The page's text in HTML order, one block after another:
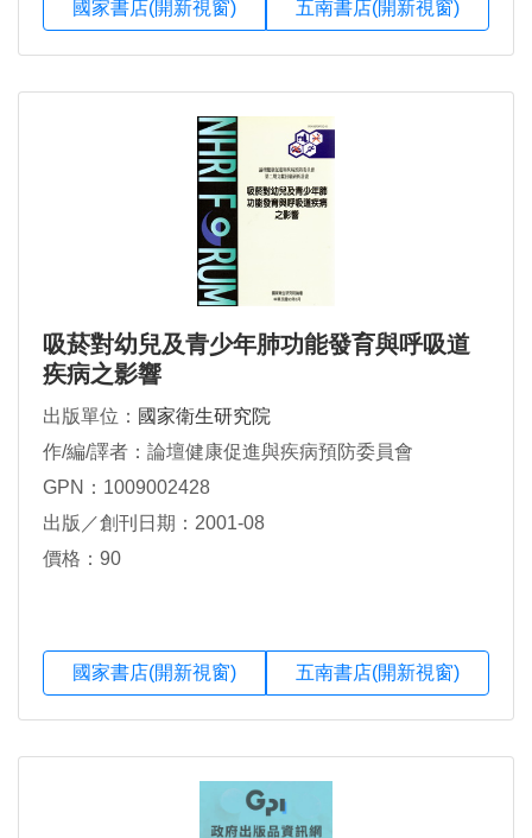
國家書店(開新視窗) 五南書店(開新視窗)
吸菸對幼兒及青少年肺功能發育與呼吸道
疾病之影響
出版單位： 國家衛生研究院
作/編/譯者：論壇健康促進與疾病預防委員會
GPN：1009002428
出版／創刊日期：2001-08
價格：90
國家書店(開新視窗) 五南書店(開新視窗)